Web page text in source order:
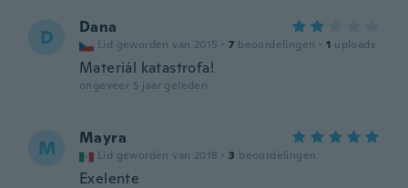
D Dana
Lid geworden van 2015 · 7 beoordelingen · 1 uploads
Materiál katastrofa!
ongeveer 5 jaar geleden
M Mayra
Lid geworden van 2018 · 3 beoordelingen
Exelente